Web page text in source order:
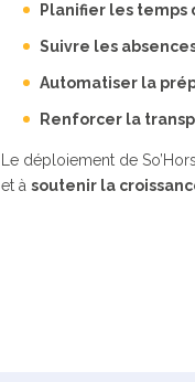
Planifier les
Suivre les
Automatiser la
Renforcer la
Le déploiement de
et à soutenir la